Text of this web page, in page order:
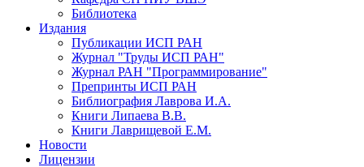
Библиотека
Издания
Публикации ИСП РАН
Журнал "Труды ИСП РАН"
Журнал РАН "Программирование"
Препринты ИСП РАН
Библиография Лаврова И.А.
Книги Липаева В.В.
Книги Лаврищевой Е.М.
Новости
Лицензии